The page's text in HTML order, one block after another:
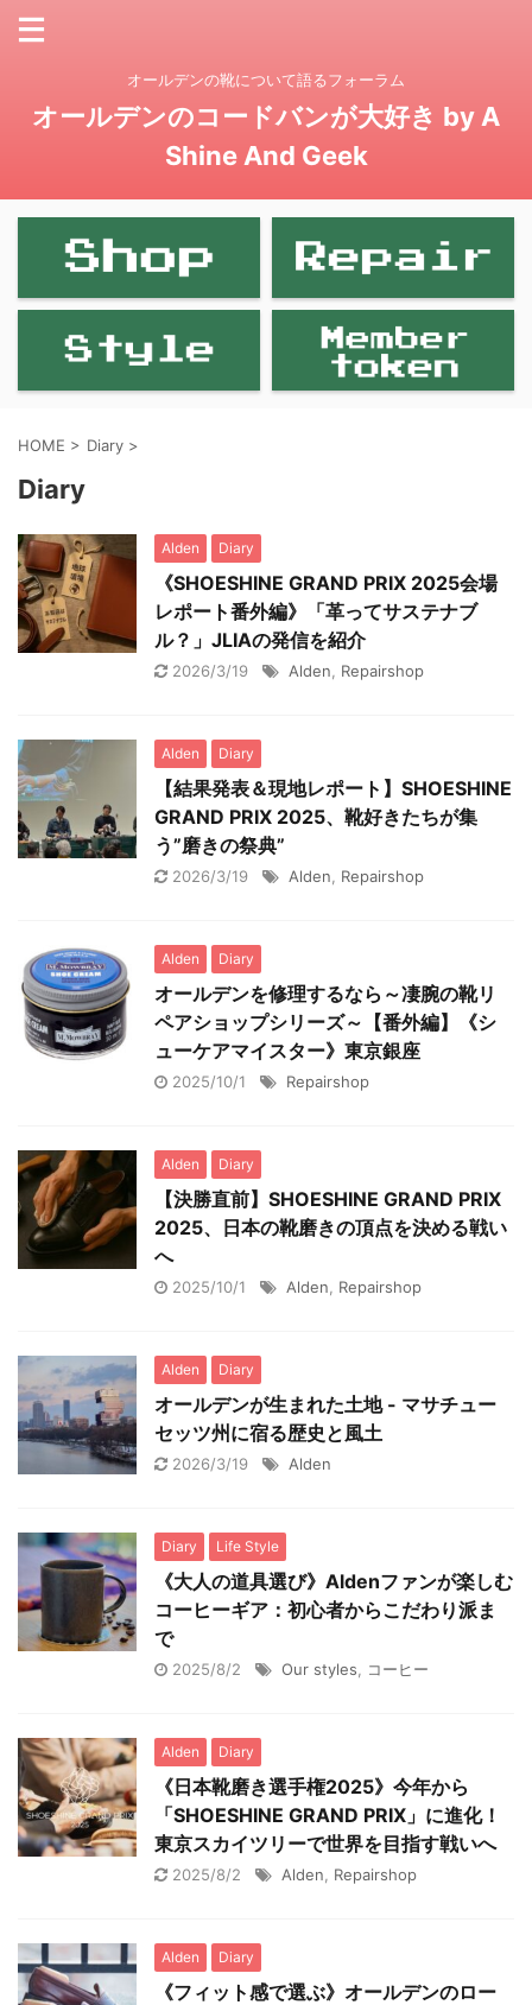
オールデンの靴について語るフォーラム
オールデンのコードバンが大好き by A
Shine And Geek
HOME > Diary >
Diary
Alden Diary
《SHOESHINE GRAND PRIX 2025会場
レポート番外編》「革ってサステナブ
ル？」JLIAの発信を紹介
2026/3/19 Alden Repairshop
Alden Diary
【結果発表＆現地レポート】SHOESHINE
GRAND PRIX 2025、靴好きたちが集
う”磨きの祭典”
2026/3/19 Alden Repairshop
Alden Diary
オールデンを修理するなら～凄腕の靴リ
ペアショップシリーズ～【番外編】《シ
ューケアマイスター》東京銀座
2025/10/1 Repairshop
Alden Diary
【決勝直前】SHOESHINE GRAND PRIX
2025、日本の靴磨きの頂点を決める戦い
へ
2025/10/1 Alden Repairshop
Alden Diary
オールデンが生まれた土地 - マサチュー
セッツ州に宿る歴史と風土
2026/3/19 Alden
Diary Life Style
《大人の道具選び》Aldenファンが楽しむ
コーヒーギア：初心者からこだわり派ま
で
2025/8/2 Our styles コーヒー
Alden Diary
《日本靴磨き選手権2025》今年から
「SHOESHINE GRAND PRIX」に進化！
東京スカイツリーで世界を目指す戦いへ
2025/8/2 Alden Repairshop
Alden Diary
《フィット感で選ぶ》オールデンのロー